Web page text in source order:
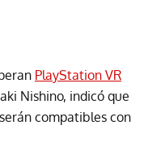
PlayStation VR
Nishino, indicó que
compatibles con